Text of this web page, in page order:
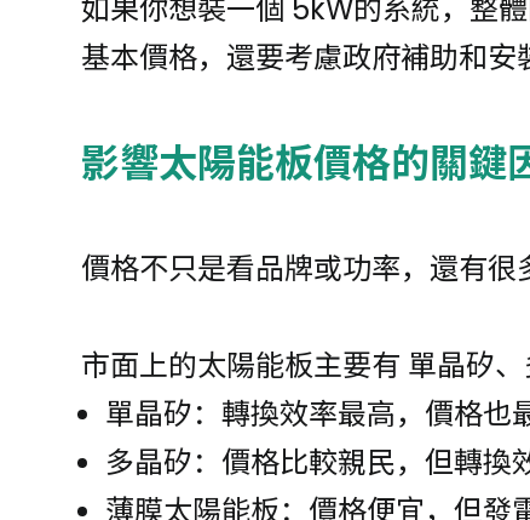
如果你想裝一個 5kW的系統，整
基本價格，還要考慮政府補助和安
影響太陽能板價格的關鍵
價格不只是看品牌或功率，還有很
市面上的太陽能板主要有 單晶矽、
單晶矽：轉換效率最高，價格也
多晶矽：價格比較親民，但轉換
薄膜太陽能板：價格便宜，但發